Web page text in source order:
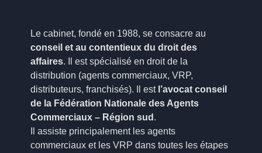
Le cabinet, fondé en 1988, se consacre au
conseil et au contentieux du droit des
affaires. Il est spécialisé en droit de la
distribution (agents commerciaux, VRP,
distributeurs, franchisés). Il est l’avocat conseil
de la Fédération Nationale des Agents
Commerciaux – Région sud .
Il assiste principalement les agents
commerciaux et les VRP dans toutes les étapes